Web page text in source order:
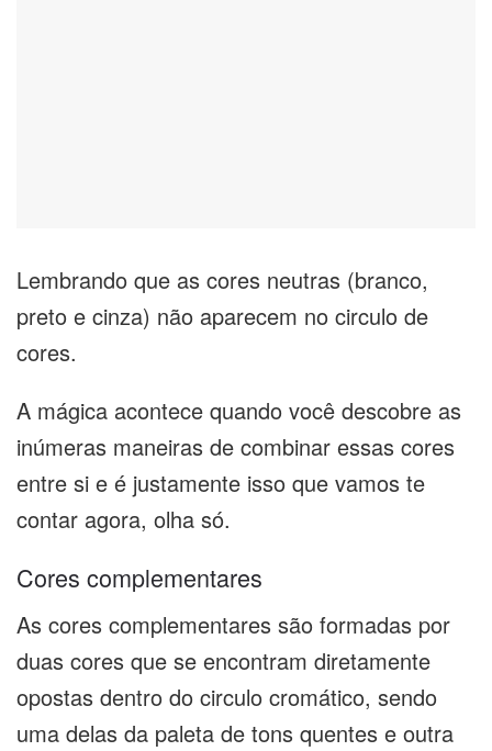
Lembrando que as cores neutras (branco,
preto e cinza) não aparecem no circulo de
cores.
A mágica acontece quando você descobre as
inúmeras maneiras de combinar essas cores
entre si e é justamente isso que vamos te
contar agora, olha só.
Cores complementares
As cores complementares são formadas por
duas cores que se encontram diretamente
opostas dentro do circulo cromático, sendo
uma delas da paleta de tons quentes e outra